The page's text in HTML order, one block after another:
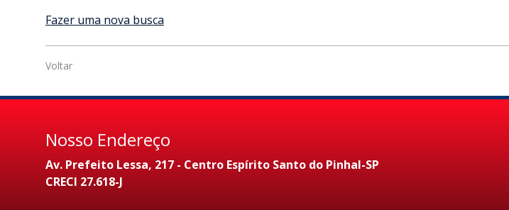
Fazer uma nova busca
Voltar
Nosso Endereço
Av. Prefeito Lessa, 217 - Centro Espírito Santo do Pinhal-SP
CRECI 27.618-J